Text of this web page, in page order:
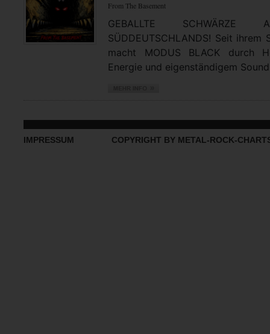
From The Basement
GEBALLTE
SÜDDEUTSCHLANDS! Seit
macht MODUS BLACK durch
Energie und eigenständigem
IMPRESSUM COPYRIGHT BY METAL-ROCK-